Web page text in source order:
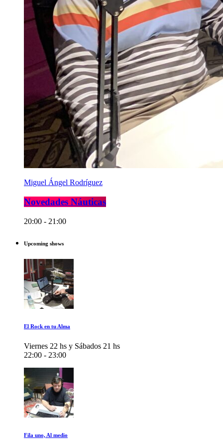
Miguel Ángel Rodríguez
Novedades Náuticas
20:00 - 21:00
Upcoming shows
El Rock en tu Alma
Viernes 22 hs y Sábados 21 hs
22:00 - 23:00
Fila uno, Al medio